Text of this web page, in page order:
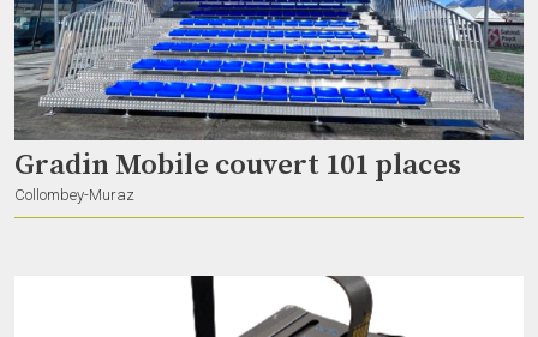
Objet de test
ergopix
Lausanne
Gradin Mobile couvert 101 places
Collombey-Muraz